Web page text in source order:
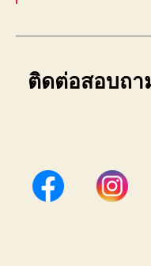
ติดต่อสอบถา